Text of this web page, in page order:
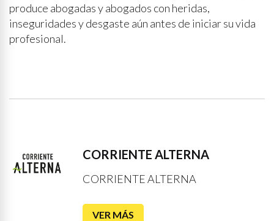
produce abogadas y abogados con heridas,
inseguridades y desgaste aún antes de iniciar su vida
profesional.
CORRIENTE ALTERNA
CORRIENTE ALTERNA
VER MÁS